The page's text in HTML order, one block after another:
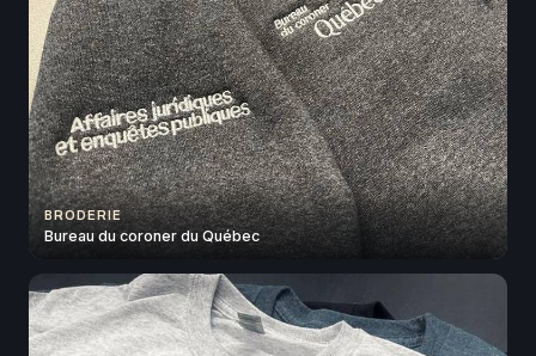
BRODERIE
Bureau du coroner du Québec